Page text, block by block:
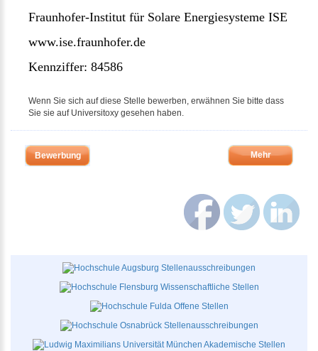
Fraunhofer-Institut für Solare Energiesysteme ISE
www.ise.fraunhofer.de
Kennziffer: 84586
Wenn Sie sich auf diese Stelle bewerben, erwähnen Sie bitte dass
Sie sie auf Universitoxy gesehen haben.
Bewerbung Mehr